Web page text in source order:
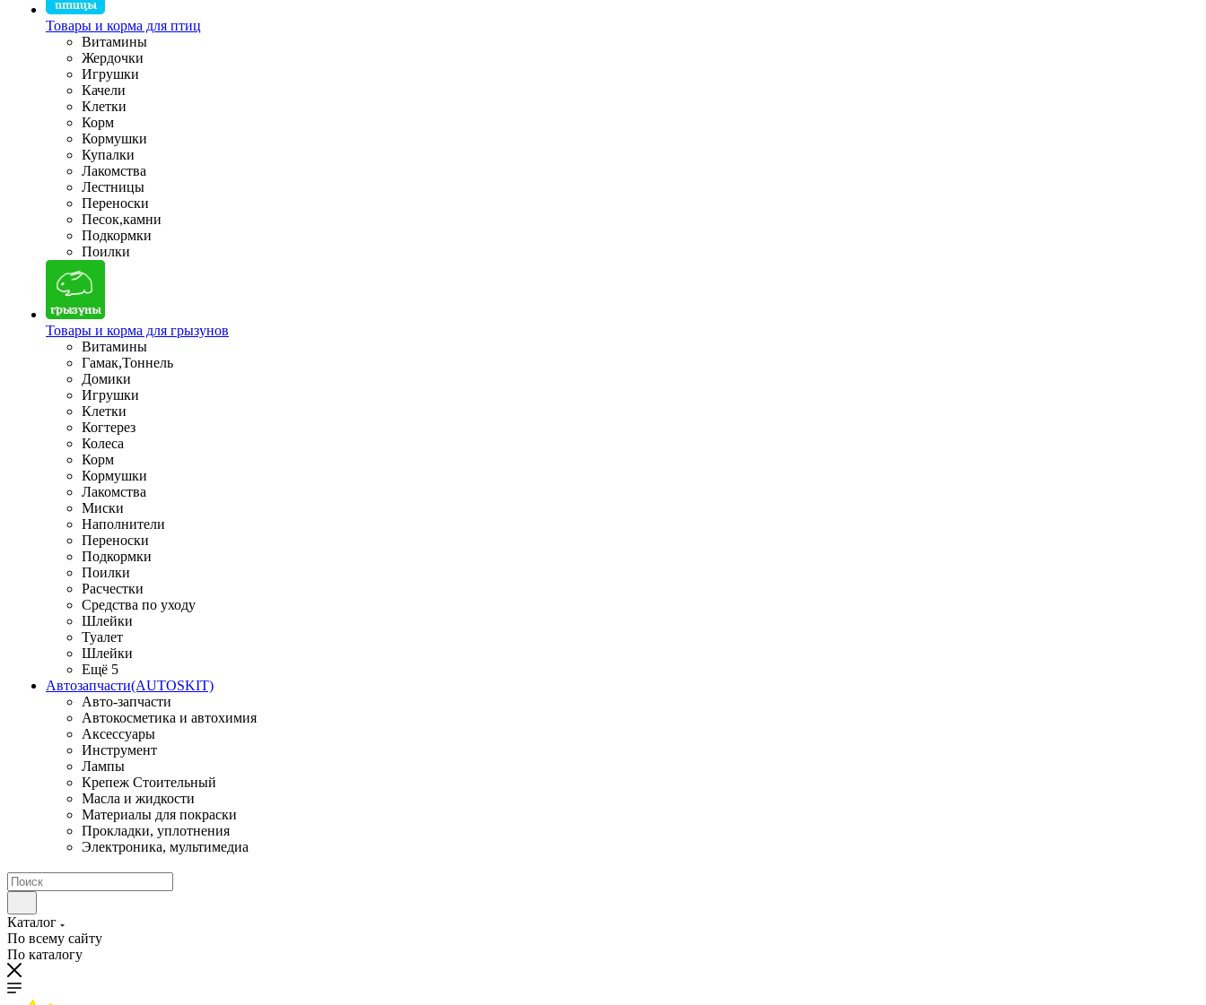
Товары и корма для птиц
Витамины
Жердочки
Игрушки
Качели
Клетки
Корм
Кормушки
Купалки
Лакомства
Лестницы
Переноски
Песок,камни
Подкормки
Поилки
Товары и корма для грызунов
Витамины
Гамак,Тоннель
Домики
Игрушки
Клетки
Когтерез
Колеса
Корм
Кормушки
Лакомства
Миски
Наполнители
Переноски
Подкормки
Поилки
Расчестки
Средства по уходу
Шлейки
Туалет
Шлейки
Ещё 5
Автозапчасти(AUTOSKIT)
Авто-запчасти
Автокосметика и автохимия
Аксессуары
Инструмент
Лампы
Крепеж Стоительный
Масла и жидкости
Материалы для покраски
Прокладки, уплотнения
Электроника, мультимедиа
Каталог
По всему сайту
По каталогу